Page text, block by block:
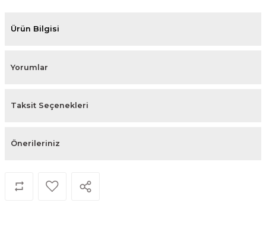
Ürün Bilgisi
Yorumlar
Taksit Seçenekleri
Önerileriniz